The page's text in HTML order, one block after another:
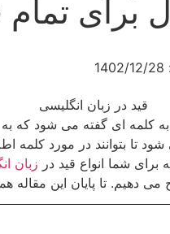
به کلمه ای گفته می شود که
تا بتوانند در مورد کلمه
برای شما انواع قید در زبان
دهیم. تا پایان این مقاله